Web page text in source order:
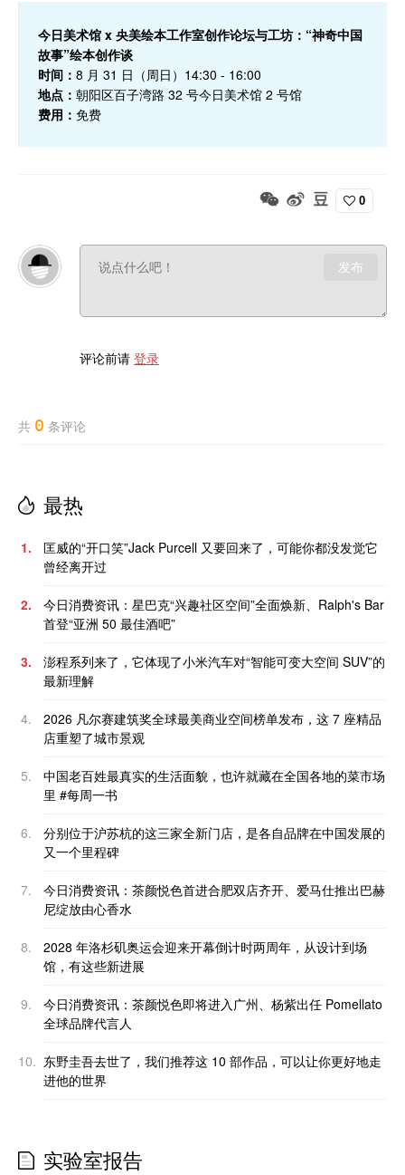
今日美术馆 x 央美绘本工作室创作论坛与工坊：“神奇中国
故事”绘本创作谈
时间： 8 月 31 日（周日）14:30 - 16:00
地点： 朝阳区百子湾路 32 号今日美术馆 2 号馆
费用： 免费
0
发布
评论前请 登录
共 0 条评论
最热
1.
匡威的“开口笑”Jack Purcell 又要回来了，可能你都没发觉它
曾经离开过
2.
今日消费资讯：星巴克“兴趣社区空间”全面焕新、Ralph's Bar
首登“亚洲 50 最佳酒吧”
3.
澎程系列来了，它体现了小米汽车对“智能可变大空间 SUV”的
最新理解
4.
2026 凡尔赛建筑奖全球最美商业空间榜单发布，这 7 座精品
店重塑了城市景观
5.
中国老百姓最真实的生活面貌，也许就藏在全国各地的菜市场
里 #每周一书
6.
分别位于沪苏杭的这三家全新门店，是各自品牌在中国发展的
又一个里程碑
7.
今日消费资讯：茶颜悦色首进合肥双店齐开、爱马仕推出巴赫
尼绽放由心香水
8.
2028 年洛杉矶奥运会迎来开幕倒计时两周年，从设计到场
馆，有这些新进展
9.
今日消费资讯：茶颜悦色即将进入广州、杨紫出任 Pomellato
全球品牌代言人
10. 东野圭吾去世了，我们推荐这 10 部作品，可以让你更好地走
进他的世界
实验室报告